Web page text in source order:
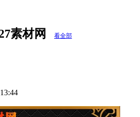
素材网 看全部